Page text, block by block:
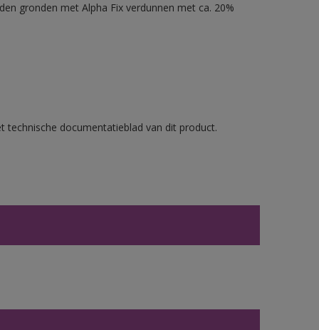
gronden met Alpha Fix verdunnen met ca. 20%
technische documentatieblad van dit product.